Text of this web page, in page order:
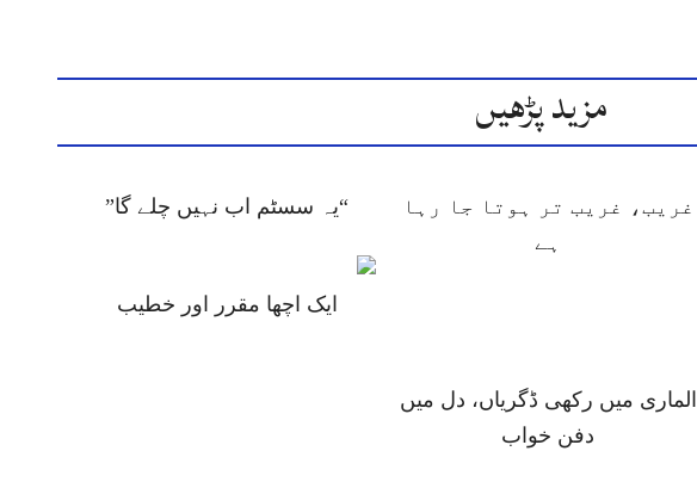
مزید پڑھیں
غریب، غریب تر ہوتا جا رہا
ہے
“یہ سسٹم اب نہیں چلے گا”
ایک اچھا مقرر اور خطیب
الماری میں رکھی ڈگریاں، دل میں
دفن خواب